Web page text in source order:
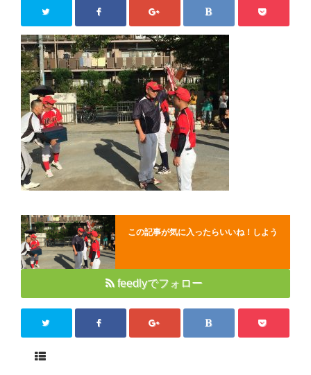
アクセス
院長プロフィール
blog
Close
この記事が気に入ったらいいね！しよう
feedlyでフォロー